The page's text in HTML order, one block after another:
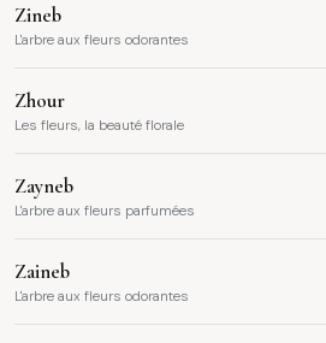
Zineb
L'arbre aux fleurs odorantes
Zhour
Les fleurs, la beauté florale
Zayneb
L'arbre aux fleurs parfumées
Zaineb
L'arbre aux fleurs odorantes